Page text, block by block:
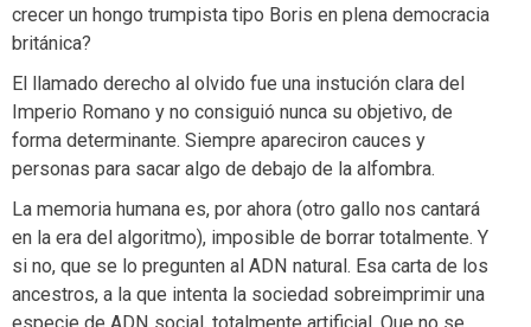
crecer un hongo trumpista tipo Boris en plena democracia
británica?
El llamado derecho al olvido fue una instución clara del
Imperio Romano y no consiguió nunca su objetivo, de
forma determinante. Siempre apareciron cauces y
personas para sacar algo de debajo de la alfombra.
La memoria humana es, por ahora (otro gallo nos cantará
en la era del algoritmo), imposible de borrar totalmente. Y
si no, que se lo pregunten al ADN natural. Esa carta de los
ancestros, a la que intenta la sociedad sobreimprimir una
especie de ADN social, totalmente artificial. Que no se